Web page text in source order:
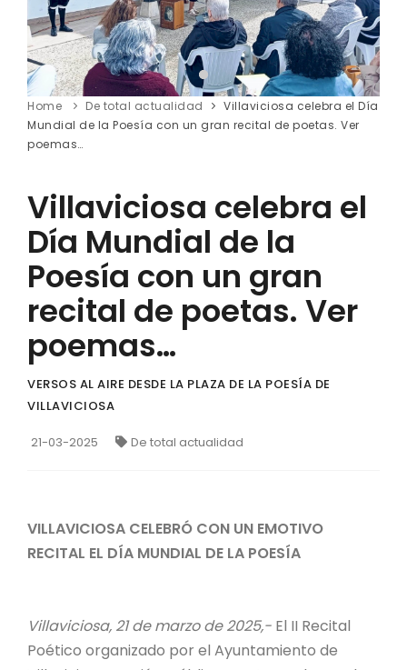
Home De total actualidad
Villaviciosa celebra el Día
Mundial de la Poesía con un gran recital de poetas. Ver
poemas…
Villaviciosa celebra el
Día Mundial de la
Poesía con un gran
recital de poetas. Ver
poemas…
VERSOS AL AIRE DESDE LA PLAZA DE LA POESÍA DE
VILLAVICIOSA
21-03-2025 De total actualidad
VILLAVICIOSA CELEBRÓ CON UN EMOTIVO
RECITAL EL DÍA MUNDIAL DE LA POESÍA
Villaviciosa, 21 de marzo de 2025,- El II Recital
Poético organizado por el Ayuntamiento de